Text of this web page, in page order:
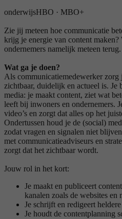
onderwijsHBO · MBO+
Zie jij meteen hoe communicatie
krijg je energie van content
ondernemers namelijk meteen terug.
Wat ga je doen?
Als communicatiemedewerker
zichtbaar, duidelijk en actueel is. Je
media: je maakt content, ziet wat
leeft bij inwoners en ondernemers.
video’s en zorgt dat alles op het
Ondertussen houd je de (social)
zodat vragen en signalen niet
met communicatieadviseurs en
zorgt dat het zichtbaar wordt.
Jouw rol in het kort:
Je maakt en publiceert
kanalen zoals de websites en
Je schrijft en redigeert
Je houdt de contentplanning